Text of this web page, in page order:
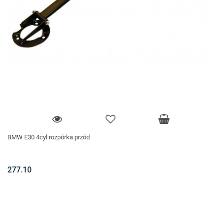
BMW E30 4cyl rozpórka przód
277.10